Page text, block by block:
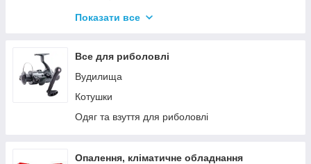
Надувні байдарки
Тюбінг
Страхувальні жилети
Човники ΩMega
Лодки Grif boat
Показати все
Все для риболовлі
Вудилища
Котушки
Одяг та взуття для риболовлі
Опалення, кліматичне обладнання